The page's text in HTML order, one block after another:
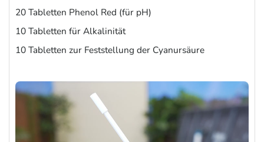
20 Tabletten Phenol Red (für pH)
10 Tabletten für Alkalinität
10 Tabletten zur Feststellung der Cyanursäure